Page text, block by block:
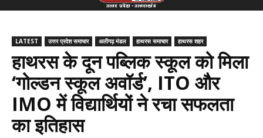
LATEST उत्तर प्रदेश समाचार अलीगढ़ मंडल हाथरस समाचार हाथरस शहर
हाथरस के दून पब्लिक स्कूल को मिला
‘गोल्डन स्कूल अवॉर्ड’, ITO और
IMO में विद्यार्थियों ने रचा सफलता
का इतिहास